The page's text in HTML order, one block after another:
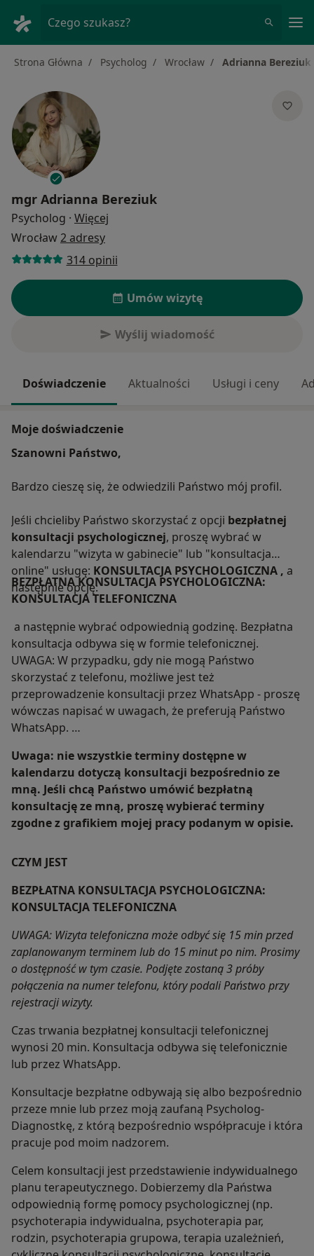
Czego szukasz?
Strona Główna Psycholog Wrocław Adrianna Bereziuk
mgr Adrianna Bereziuk
Psycholog · Więcej
Wrocław2 adresy
314 opinii
Umów wizytę
Wyślij wiadomość
Doświadczenie Aktualności Usługi i ceny
Moje doświadczenie
Szanowni Państwo,
Bardzo cieszę się, że odwiedzili Państwo mój profil.
Jeśli chcieliby Państwo skorzystać z opcji bezpłatnej
konsultacji psychologicznej, proszę wybrać w
kalendarzu "wizyta w gabinecie" lub "konsultacja
online" usługę: KONSULTACJA PSYCHOLOGICZNA , a
następnie opcję:
BEZPŁATNA KONSULTACJA PSYCHOLOGICZNA:
KONSULTACJA TELEFONICZNA
a następnie wybrać odpowiednią godzinę. Bezpłatna
konsultacja odbywa się w formie telefonicznej.
UWAGA: W przypadku, gdy nie mogą Państwo
skorzystać z telefonu, możliwe jest też
przeprowadzenie konsultacji przez WhatsApp - proszę
wówczas napisać w uwagach, że preferują Państwo
WhatsApp.
Uwaga: nie wszystkie terminy dostępne w
kalendarzu dotyczą konsultacji bezpośrednio ze
mną. Jeśli chcą Państwo umówić bezpłatną
konsultację ze mną, proszę wybierać terminy
zgodne z grafikiem mojej pracy podanym w opisie.
CZYM JEST
BEZPŁATNA KONSULTACJA PSYCHOLOGICZNA:
KONSULTACJA TELEFONICZNA
UWAGA: Wizyta telefoniczna może odbyć się 15 min przed
zaplanowanym terminem lub do 15 minut po nim. Prosimy
o dostępność w tym czasie. Podjęte zostaną 3 próby
połączenia na numer telefonu, który podali Państwo przy
rejestracji wizyty.
Czas trwania bezpłatnej konsultacji telefonicznej
wynosi 20 min. Konsultacja odbywa się telefonicznie
lub przez WhatsApp.
Konsultacje bezpłatne odbywają się albo bezpośrednio
przeze mnie lub przez moją zaufaną Psycholog-
Diagnostkę, z którą bezpośrednio współpracuje i która
pracuje pod moim nadzorem.
Celem konsultacji jest przedstawienie indywidualnego
planu terapeutycznego. Dobierzemy dla Państwa
odpowiednią formę pomocy psychologicznej (np.
psychoterapia indywidualna, psychoterapia par,
rodzin, psychoterapia grupowa, terapia uzależnień,